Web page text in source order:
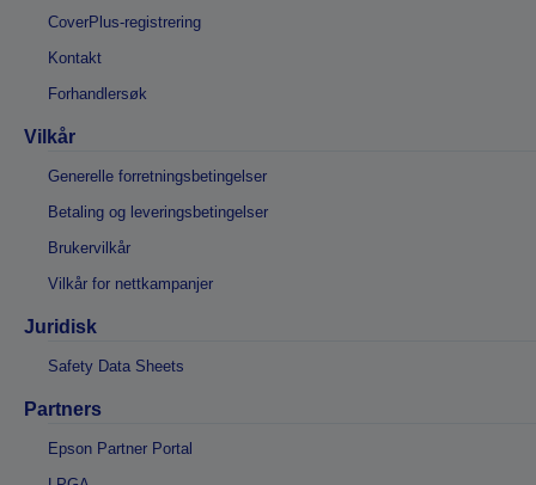
CoverPlus-registrering
Kontakt
Forhandlersøk
Vilkår
Generelle forretningsbetingelser
Betaling og leveringsbetingelser
Brukervilkår
Vilkår for nettkampanjer
Juridisk
Safety Data Sheets
Partners
Epson Partner Portal